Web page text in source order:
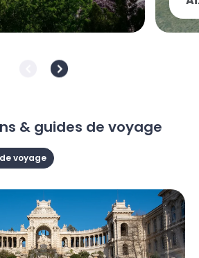
& guides de voyage
voyage